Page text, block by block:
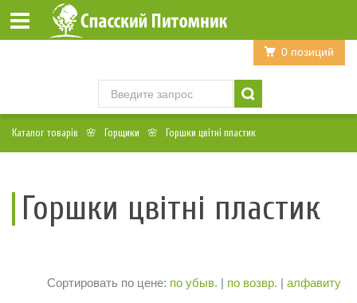
Войти Регистрация
0 позиций
Каталог товарів Горщики Горшки цвітні пластик
Горшки цвітні пластик
Сортировать по цене: по убыв. | по возвр. | алфавиту